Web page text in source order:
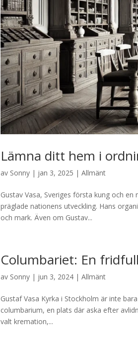
Lämna ditt hem i
av Sonny| jan 3, 2025 | Allmänt
Gustav Vasa, Sveriges första kung och
präglade nationens utveckling. Hans
och mark. Även om Gustav...
Columbariet: En
av Sonny| jun 3, 2024| Allmänt
Gustaf Vasa Kyrka i Stockholm är inte
columbarium, en plats där aska efter
valt kremation,...